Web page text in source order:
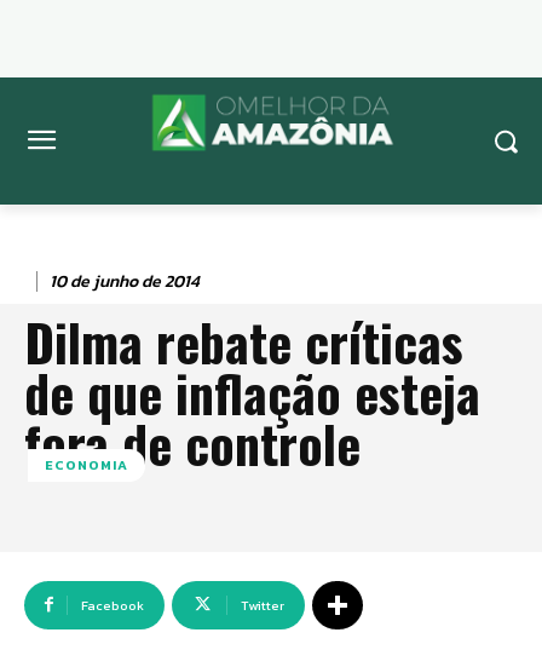
10 de junho de 2014
Dilma rebate críticas
de que inflação esteja
fora de controle
ECONOMIA
Facebook Twitter